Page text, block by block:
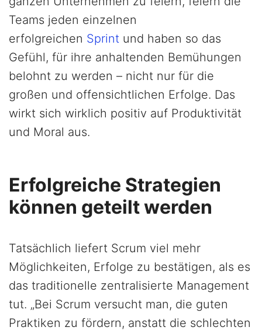
Teams jeden einzelnen
erfolgreichen Sprint und haben so das
Gefühl, für ihre anhaltenden Bemühungen
belohnt zu werden – nicht nur für die
großen und offensichtlichen Erfolge. Das
wirkt sich wirklich positiv auf Produktivität
und Moral aus.
Erfolgreiche Strategien
können geteilt werden
Tatsächlich liefert Scrum viel mehr
Möglichkeiten, Erfolge zu bestätigen, als es
das traditionelle zentralisierte Management
tut. „Bei Scrum versucht man, die guten
Praktiken zu fördern, anstatt die schlechten